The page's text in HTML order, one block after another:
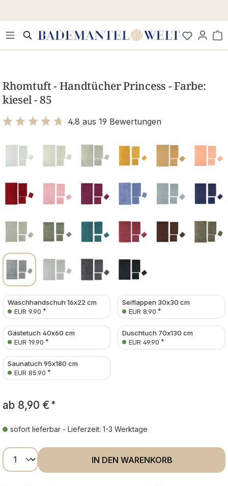
Rhomtuft - Handtücher Princess - Farbe:
kiesel - 85
4.8 aus 19 Bewertungen
Waschhandschuh 16x22 cm
EUR 9.90 *
Seiflappen 30x30 cm
EUR 8.90 *
Gästetuch 40x60 cm
EUR 19.90 *
Duschtuch 70x130 cm
EUR 49.90 *
Saunatuch 95x180 cm
EUR 85.90 *
ab 8,90 € *
sofort lieferbar - Lieferzeit: 1-3 Werktage
Produkt Anzahl: Gib den gewünschten
IN DEN WARENKORB